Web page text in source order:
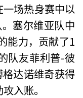
场热身赛中以
塞尔维亚队中
能力，贡献了1
队友菲利普-彼
达诺维奇获得
入账。